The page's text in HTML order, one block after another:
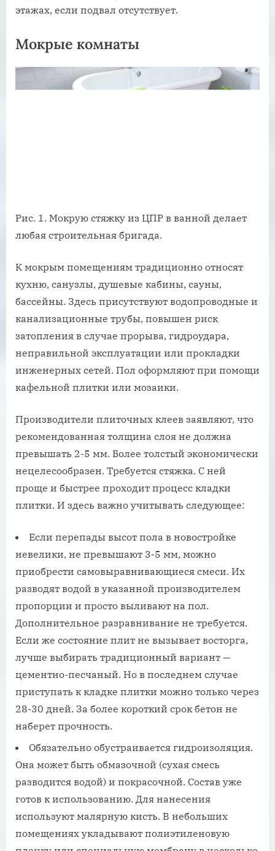
этажах, если подвал отсутствует.
Мокрые комнаты
Рис. 1. Мокрую стяжку из ЦПР в ванной делает
любая строительная бригада.
К мокрым помещениям традиционно относят
кухню, санузлы, душевые кабины, сауны,
бассейны. Здесь присутствуют водопроводные и
канализационные трубы, повышен риск
затопления в случае прорыва, гидроудара,
неправильной эксплуатации или прокладки
инженерных сетей. Пол оформляют при помощи
кафельной плитки или мозаики.
Производители плиточных клеев заявляют, что
рекомендованная толщина слоя не должна
превышать 2-5 мм. Более толстый экономически
нецелесообразен. Требуется стяжка. С ней
проще и быстрее проходит процесс кладки
плитки. И здесь важно учитывать следующее:
Если перепады высот пола в новостройке
невелики, не превышают 3-5 мм, можно
приобрести самовыравнивающиеся смеси. Их
разводят водой в указанной производителем
пропорции и просто выливают на пол.
Дополнительное разравнивание не требуется.
Если же состояние плит не вызывает восторга,
лучше выбирать традиционный вариант —
цементно-песчаный. Но в последнем случае
приступать к кладке плитки можно только через
28-30 дней. За более короткий срок бетон не
наберет прочность.
Обязательно обустраивается гидроизоляция.
Она может быть обмазочной (сухая смесь
разводится водой) и покрасочной. Состав уже
готов к использованию. Для нанесения
используют малярную кисть. В небольших
помещениях укладывают полиэтиленовую